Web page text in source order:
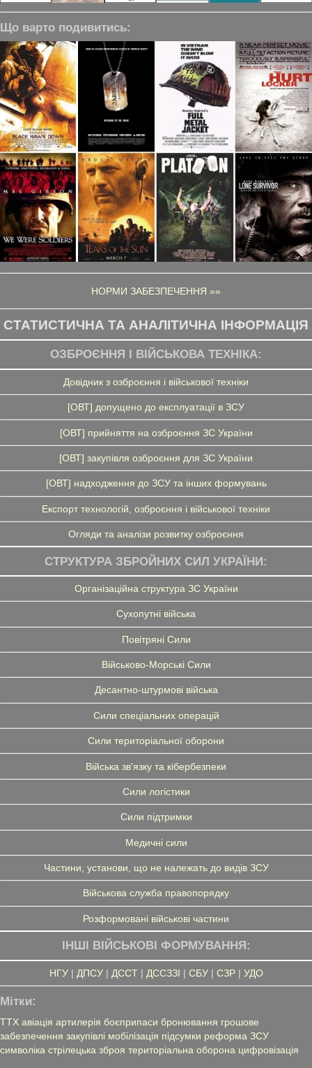
Що варто подивитись:
НОРМИ ЗАБЕЗПЕЧЕННЯ »»
СТАТИСТИЧНА ТА АНАЛІТИЧНА ІНФОРМАЦІЯ
ОЗБРОЄННЯ І ВІЙСЬКОВА ТЕХНІКА:
Довідник з озброєння і військової техніки
[ОВТ] допущено до експлуатації в ЗСУ
[ОВТ] прийняття на озброєння ЗС України
[ОВТ] закупівля озброєння для ЗС України
[ОВТ] надходження до ЗСУ та інших формувань
Експорт технологій, озброєння і військової техніки
Огляди та аналізи розвитку озброєння
СТРУКТУРА ЗБРОЙНИХ СИЛ УКРАЇНИ:
Організаційна структура ЗС України
Сухопутні війська
Повітряні Сили
Військово-Морські Сили
Десантно-штурмові війська
Сили спеціальних операцій
Сили територіальної оборони
Війська зв'язку та кібербезпеки
Сили логістики
Сили підтримки
Медичні сили
Частини, установи, що не належать до видів ЗСУ
Військова служба правопорядку
Розформовані військові частини
ІНШІ ВІЙСЬКОВІ ФОРМУВАННЯ:
НГУ| ДПСУ| ДССТ| ДССЗЗІ | СБУ| СЗР| УДО
Мітки:
ТТХ авіація артилерія боєприпаси бронювання грошове
забезпечення закупівлі мобілізація підсумки реформа ЗСУ
символіка стрілецька зброя територіальна оборона цифровізація